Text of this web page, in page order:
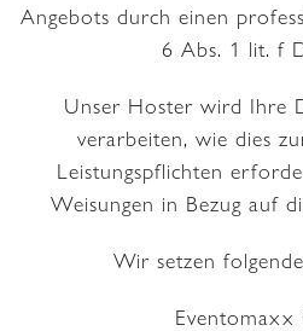
Angebots durch einen
6 Abs. 1 lit. f
Unser Hoster wird Ihre
verarbeiten, wie dies
Leistungspflichten
Weisungen in Bezug auf
Wir setzen
Eventomaxx